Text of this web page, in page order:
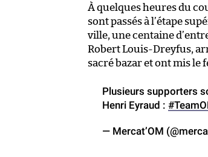
À quelques heures du
sont passés à l’étape
ville, une centaine
Robert Louis-Dreyfus,
sacré bazar et ont mis le
Plusieurs supporters
Henri Eyraud :
— Mercat’OM